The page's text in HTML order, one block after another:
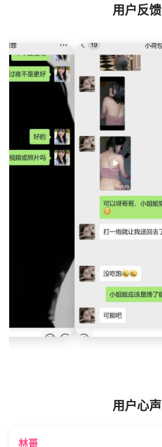
用户反馈
用户心声
林哥